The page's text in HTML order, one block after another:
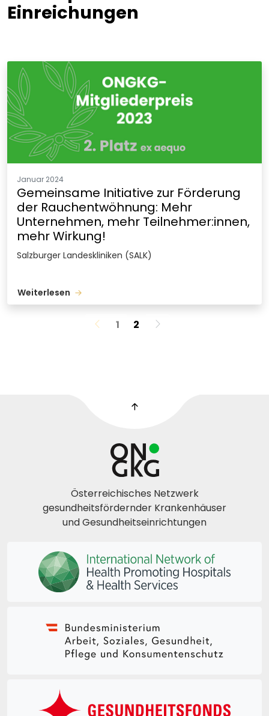
Einreichungen
Januar 2024
Gemeinsame Initiative zur Förderung
der Rauchentwöhnung: Mehr
Unternehmen, mehr Teilnehmer:innen,
mehr Wirkung!
Salzburger Landeskliniken (SALK)
Weiterlesen
1 2
Österreichisches Netzwerk
gesundheitsfördernder Krankenhäuser
und Gesundheitseinrichtungen